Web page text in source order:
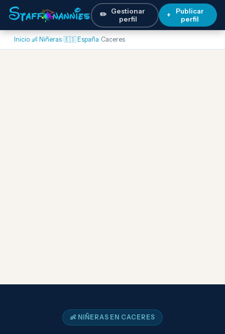
✏️ Gestionar
perfil
+
Publicar
perfil
Inicio›👶 Niñeras›🇪🇸 España›Caceres
👶 NIÑERAS EN CACERES